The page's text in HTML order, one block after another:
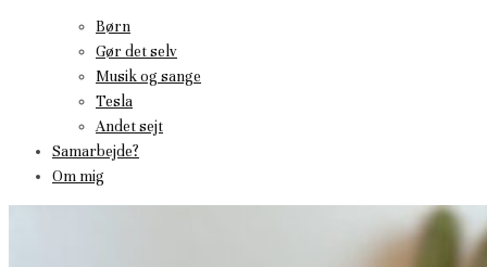
Børn
Gør det selv
Musik og sange
Tesla
Andet sejt
Samarbejde?
Om mig